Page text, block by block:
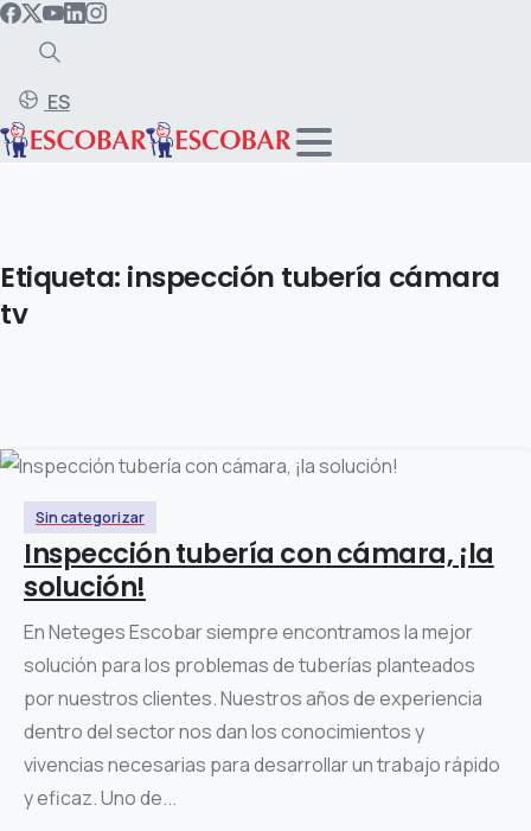
ES
Etiqueta: inspección tubería cámara
tv
Sin categorizar
Inspección tubería con cámara, ¡la
solución!
En Neteges Escobar siempre encontramos la mejor
solución para los problemas de tuberías planteados
por nuestros clientes. Nuestros años de experiencia
dentro del sector nos dan los conocimientos y
vivencias necesarias para desarrollar un trabajo rápido
y eficaz. Uno de...